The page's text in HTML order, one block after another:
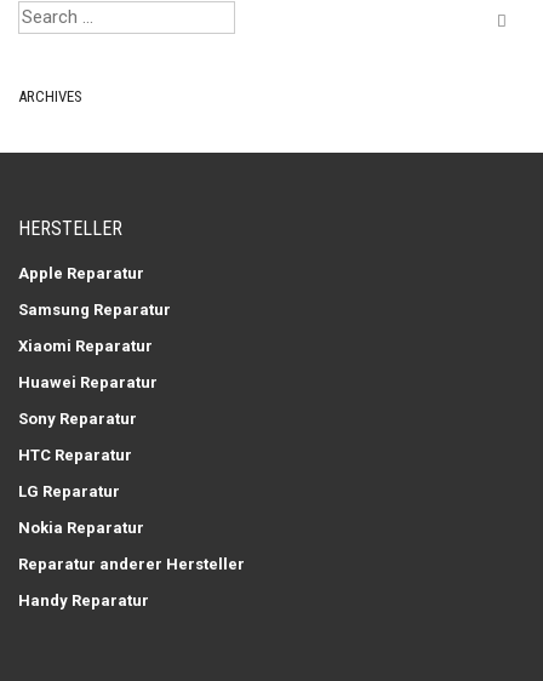
ARCHIVES
HERSTELLER
Apple Reparatur
Samsung Reparatur
Xiaomi Reparatur
Huawei Reparatur
Sony Reparatur
HTC Reparatur
LG Reparatur
Nokia Reparatur
Reparatur anderer Hersteller
Handy Reparatur